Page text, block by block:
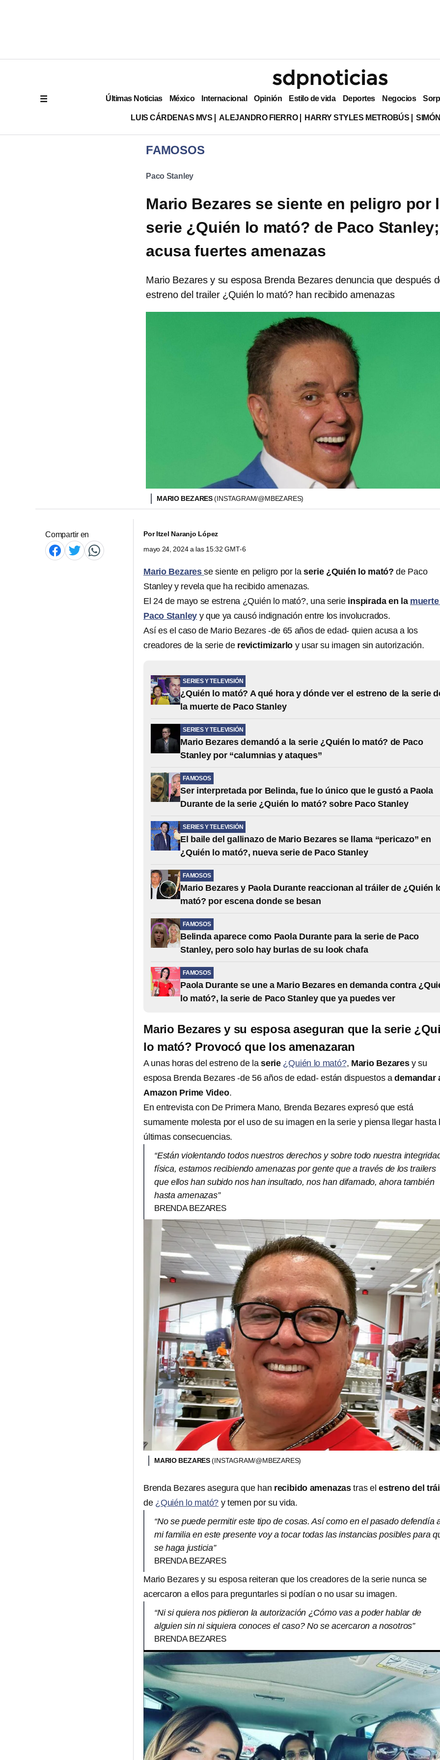
Últimas Noticias México Internacional Opinión Estilo de vida Deportes Negocios
LUIS CÁRDENAS MVS ALEJANDRO FIERRO HARRY STYLES METROBÚS
FAMOSOS
Paco Stanley
Mario Bezares se siente en peligro por
serie ¿Quién lo mató? de Paco Stanley;
acusa fuertes amenazas
Mario Bezares y su esposa Brenda Bezares denuncia que después
estreno del trailer ¿Quién lo mató? han recibido amenazas
MARIO BEZARES(INSTAGRAM/@MBEZARES)
Compartir en PorItzel Naranjo López
mayo 24, 2024 a las 15:32 GMT-6
Mario Bezaresse siente en peligro por laserie ¿Quién lo mató?de Paco
Stanley y revela que ha recibido amenazas.
El 24 de mayo se estrena ¿Quién lo mató?, una serie inspirada en la
Paco Stanley y que ya causó indignación entre los involucrados.
Así es el caso de Mario Bezares -de 65 años de edad- quien acusa a los
creadores de la serie de revictimizarlo y usar su imagen sin autorización.
SERIES Y TELEVISIÓN
¿Quién lo mató? A qué hora y dónde ver el estreno de la serie
la muerte de Paco Stanley
SERIES Y TELEVISIÓN
Mario Bezares demandó a la serie ¿Quién lo mató? de Paco
Stanley por “calumnias y ataques”
FAMOSOS
Ser interpretada por Belinda, fue lo único que le gustó a Paola
Durante de la serie ¿Quién lo mató? sobre Paco Stanley
SERIES Y TELEVISIÓN
El baile del gallinazo de Mario Bezares se llama “pericazo” en
¿Quién lo mató?, nueva serie de Paco Stanley
FAMOSOS
Mario Bezares y Paola Durante reaccionan al tráiler de ¿Quién
mató? por escena donde se besan
FAMOSOS
Belinda aparece como Paola Durante para la serie de Paco
Stanley, pero solo hay burlas de su look chafa
FAMOSOS
Paola Durante se une a Mario Bezares en demanda contra
lo mató?, la serie de Paco Stanley que ya puedes ver
Mario Bezares y su esposa aseguran que la serie
lo mató? Provocó que los amenazaran
A unas horas del estreno de la serie ¿Quién lo mató?, Mario Bezaresy su
esposa Brenda Bezares -de 56 años de edad- están dispuestos ademandar
Amazon Prime Video.
En entrevista con De Primera Mano, Brenda Bezares expresó que está
sumamente molesta por el uso de su imagen en la serie y piensa llegar hasta
últimas consecuencias.
“Están violentando todos nuestros derechos y sobre todo nuestra
física, estamos recibiendo amenazas por gente que a través de los trailers
que ellos han subido nos han insultado, nos han difamado, ahora también
hasta amenazas”
BRENDA BEZARES
MARIO BEZARES(INSTAGRAM/@MBEZARES)
Brenda Bezares asegura que han recibido amenazas tras elestreno del
de ¿Quién lo mató? y temen por su vida.
“No se puede permitir este tipo de cosas. Así como en el pasado defendía
mi familia en este presente voy a tocar todas las instancias posibles para
se haga justicia”
BRENDA BEZARES
Mario Bezares y su esposa reiteran que los creadores de la serie nunca se
acercaron a ellos para preguntarles si podían o no usar su imagen.
“Ni si quiera nos pidieron la autorización ¿Cómo vas a poder hablar de
alguien sin ni siquiera conoces el caso? No se acercaron a nosotros”
BRENDA BEZARES